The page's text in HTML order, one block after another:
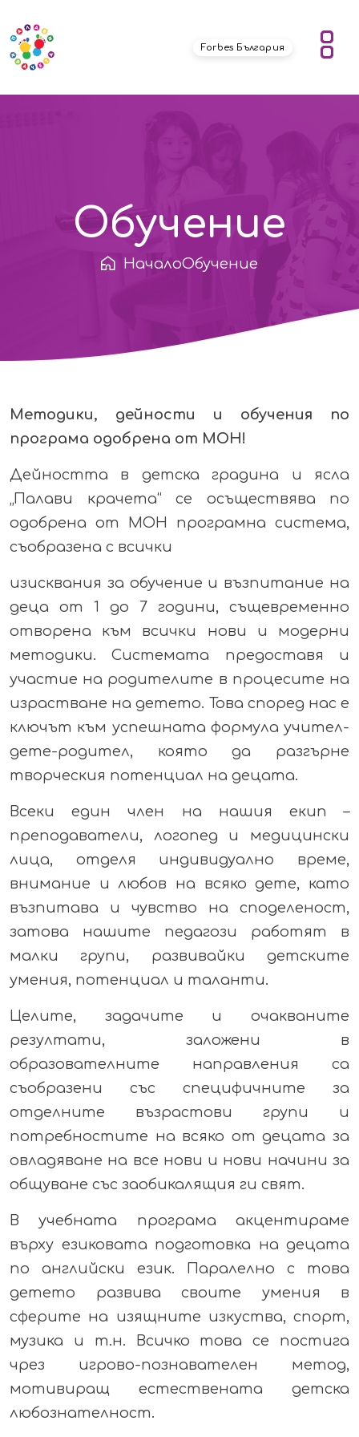
Forbes България
Обучение
НачалоОбучение
Методики, дейности и обучения по
програма одобрена от МОН!
Дейността в детска градина и ясла
„Палави крачета“ се осъществява по
одобрена от МОН програмна система,
съобразена с всички
изисквания за обучение и възпитание на
деца от 1 до 7 години, същевременно
отворена към всички нови и модерни
методики. Системата предоставя и
участие на родителите в процесите на
израстване на детето. Това според нас е
ключът към успешната формула учител-
дете-родител, която да разгърне
творческия потенциал на децата.
Всеки един член на нашия екип –
преподаватели, логопед и медицински
лица, отделя индивидуално време,
внимание и любов на всяко дете, като
възпитава и чувство на споделеност,
затова нашите педагози работят в
малки групи, развивайки детските
умения, потенциал и таланти.
Целите, задачите и очакваните
резултати, заложени в
образователните направления са
съобразени със специфичните за
отделните възрастови групи и
потребностите на всяко от децата за
овладяване на все нови и нови начини за
общуване със заобикалящия ги свят.
В учебната програма акцентираме
върху езиковата подготовка на децата
по английски език. Паралелно с това
детето развива своите умения в
сферите на изящните изкуства, спорт,
музика и т.н. Всичко това се постига
чрез игрово-познавателен метод,
мотивиращ естествената детска
любознателност.